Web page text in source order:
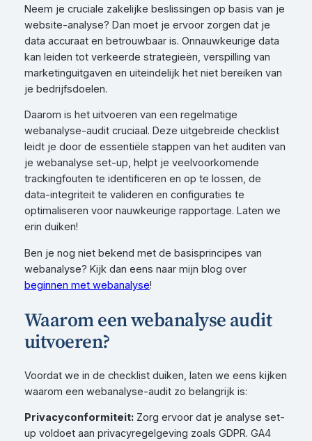
Neem je cruciale zakelijke beslissingen op basis van je
website-analyse? Dan moet je ervoor zorgen dat je
data accuraat en betrouwbaar is. Onnauwkeurige data
kan leiden tot verkeerde strategieën, verspilling van
marketinguitgaven en uiteindelijk het niet bereiken van
je bedrijfsdoelen.
Daarom is het uitvoeren van een regelmatige
webanalyse-audit cruciaal. Deze uitgebreide checklist
leidt je door de essentiële stappen van het auditen van
je webanalyse set-up, helpt je veelvoorkomende
trackingfouten te identificeren en op te lossen, de
data-integriteit te valideren en configuraties te
optimaliseren voor nauwkeurige rapportage. Laten we
erin duiken!
Ben je nog niet bekend met de basisprincipes van
webanalyse? Kijk dan eens naar mijn blog over
beginnen met webanalyse!
Waarom een webanalyse audit
uitvoeren?
Voordat we in de checklist duiken, laten we eens kijken
waarom een webanalyse-audit zo belangrijk is:
Privacyconformiteit:Zorg ervoor dat je analyse set-
up voldoet aan privacyregelgeving zoals GDPR. GA4